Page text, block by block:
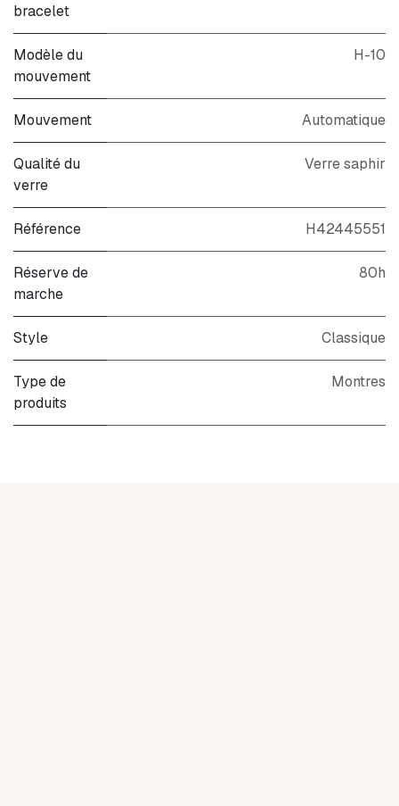
bracelet
Modèle du
mouvement
H-10
Mouvement Automatique
Qualité du
verre
Verre saphir
Référence H42445551
Réserve de
marche
80h
Style Classique
Type de
produits
Montres